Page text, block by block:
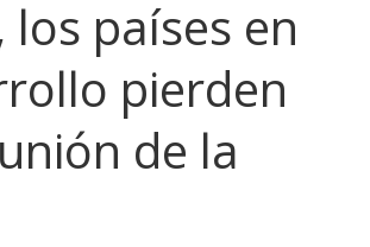
los países en
pierden
de la